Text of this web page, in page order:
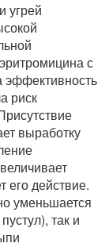
угрей
с
эффективность
риск
выработку
его действие.
уменьшается
так и